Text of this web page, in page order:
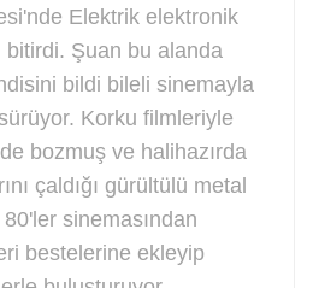
Elektrik elektronik
bitirdi. Şuan bu alanda
bildi bileli sinemayla
Korku filmleriyle
bozmuş ve halihazırda
çaldığı gürültülü metal
sinemasından
bestelerine ekleyip